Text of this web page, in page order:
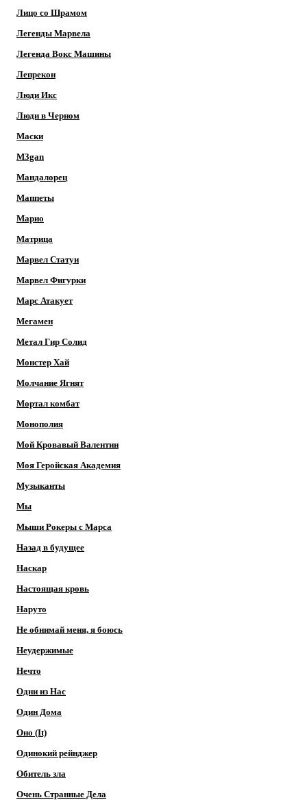
Лицо со Шрамом
Легенды Марвела
Легенда Вокс Машины
Лепрекон
Люди Икс
Люди в Черном
Маски
M3gan
Мандалорец
Маппеты
Марио
Матрица
Марвел Статуи
Марвел Фигурки
Марс Атакует
Мегамен
Метал Гир Солид
Монстер Хай
Молчание Ягнят
Мортал комбат
Монополия
Мой Кровавый Валентин
Моя Геройская Академия
Музыканты
Мы
Мыши Рокеры с Марса
Назад в будущее
Наскар
Настоящая кровь
Наруто
Не обнимай меня, я боюсь
Неудержимые
Нечто
Одни из Нас
Один Дома
Оно (It)
Одинокий рейнджер
Обитель зла
Очень Странные Дела